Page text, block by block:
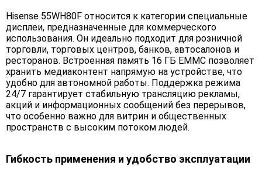
Hisense 55WH80F относится к категории специальные
дисплеи, предназначенные для коммерческого
использования. Он идеально подходит для розничной
торговли, торговых центров, банков, автосалонов и
ресторанов. Встроенная память 16 ГБ EMMC позволяет
хранить медиаконтент напрямую на устройстве, что
удобно для автономной работы. Поддержка режима
24/7 гарантирует стабильную трансляцию рекламы,
акций и информационных сообщений без перерывов,
что особенно важно для витрин и общественных
пространств с высоким потоком людей.
Гибкость применения и удобство эксплуатации